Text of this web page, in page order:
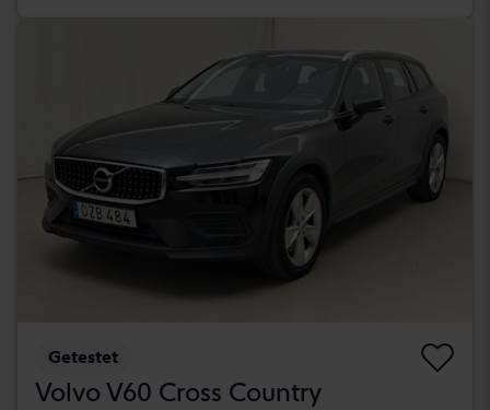
Getestet
Volvo V60 Cross Country